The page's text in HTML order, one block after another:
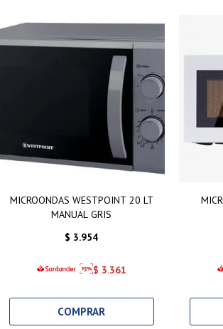
MICROONDAS WESTPOINT 20 LT
MANUAL GRIS
$ 3.954
$ 3.361